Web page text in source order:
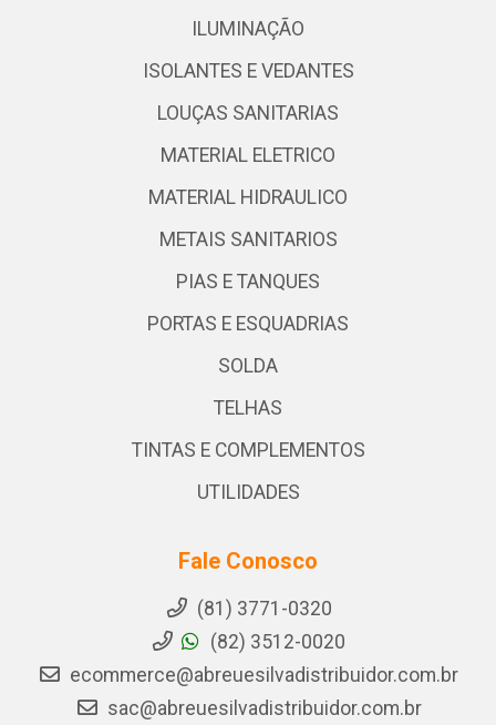
ILUMINAÇÃO
ISOLANTES E VEDANTES
LOUÇAS SANITARIAS
MATERIAL ELETRICO
MATERIAL HIDRAULICO
METAIS SANITARIOS
PIAS E TANQUES
PORTAS E ESQUADRIAS
SOLDA
TELHAS
TINTAS E COMPLEMENTOS
UTILIDADES
Fale Conosco
(81) 3771-0320
(82) 3512-0020
ecommerce@abreuesilvadistribuidor.com.br
sac@abreuesilvadistribuidor.com.br